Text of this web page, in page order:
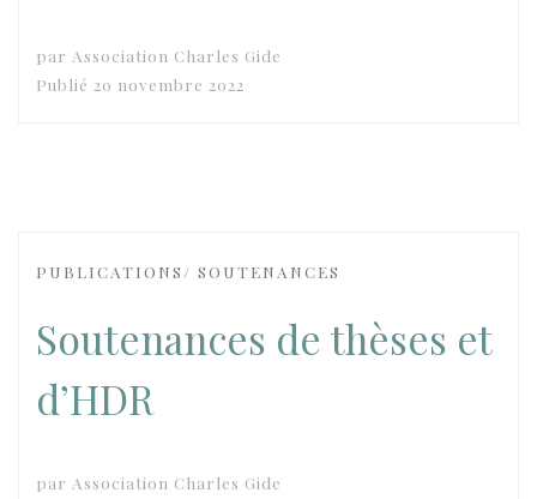
par Association Charles Gide
Publié 20 novembre 2022
PUBLICATIONS/ SOUTENANCES
Soutenances de thèses et
d’HDR
par Association Charles Gide